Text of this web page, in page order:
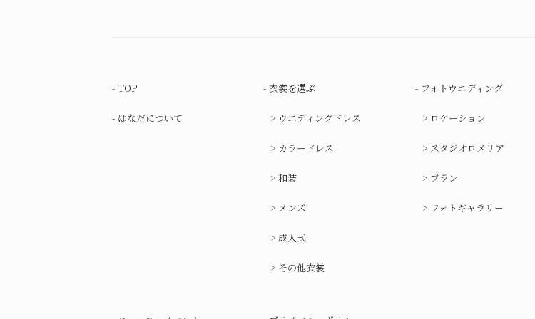
TOP
はなだについて
衣裳を選ぶ
ウエディングドレス
カラードレス
和装
メンズ
成人式
その他衣裳
フォトウエディング
ロケーション
スタジオロメリア
プラン
フォトギャラリー